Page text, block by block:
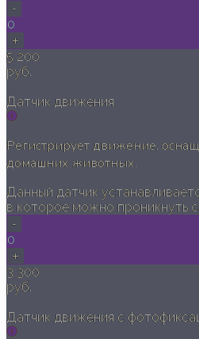
-
0
+
5 200
руб.
Датчик движения
Регистрирует движение,
домашних животных.
Данный датчик
в которое можно проникнуть
-
0
+
3 300
руб.
Датчик движения с